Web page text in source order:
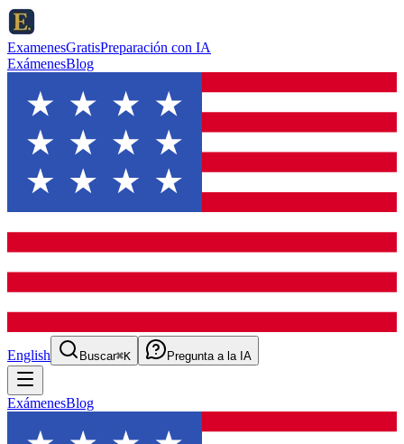
ExamenesGratisPreparación con IA
ExámenesBlog
English Buscar⌘K Pregunta a la IA
ExámenesBlog